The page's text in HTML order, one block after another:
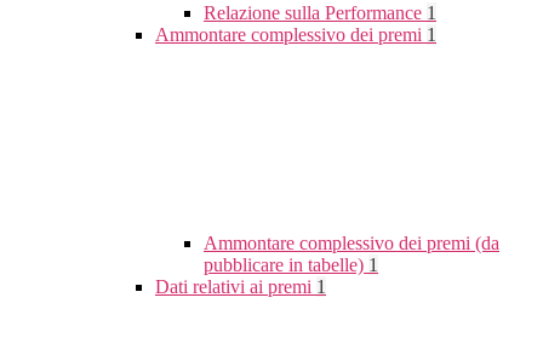
Relazione sulla Performance 1
Ammontare complessivo dei premi 1
Ammontare complessivo dei premi (da
pubblicare in tabelle) 1
Dati relativi ai premi 1